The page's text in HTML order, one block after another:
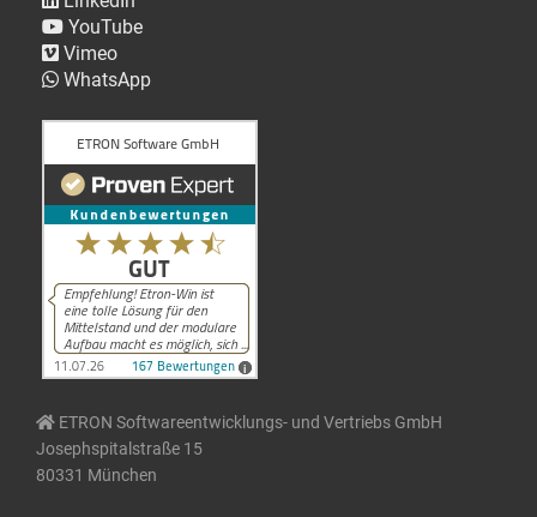
YouTube
Vimeo
WhatsApp
ETRON Softwareentwicklungs- und Vertriebs GmbH
Josephspitalstraße 15
80331 München